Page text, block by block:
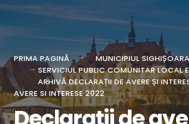
PRIMA PAGINĂ MUNICIPIUL SIGHIȘOARA
SERVICIUL PUBLIC COMUNITAR LOCAL
ARHIVĂ DECLARAȚII DE AVERE ȘI
AVERE SI INTERESE 2022